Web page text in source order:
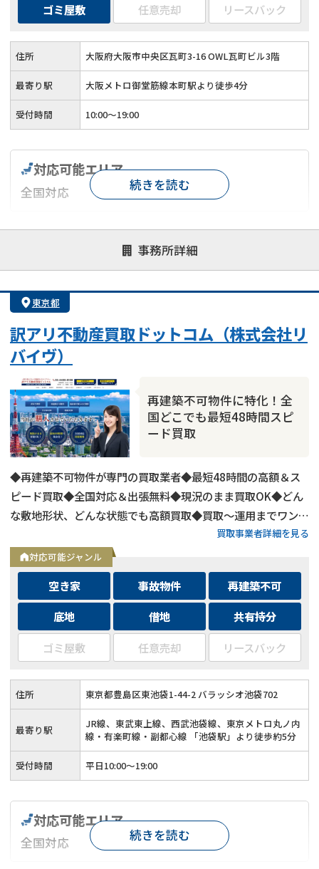
ゴミ屋敷
任意売却 リースバック
住所 大阪府大阪市中央区瓦町3-16 OWL瓦町ビル3階
最寄り駅 大阪メトロ御堂筋線本町駅より徒歩4分
受付時間 10:00～19:00
事務所詳細
対応可能エリア
全国対応
対応が親身 オンライン面談可能
レスポンスが早い
1億円以上の買取可
続きを読む
東京都
訳アリ不動産買取ドットコム（株式会社リ
バイヴ）
再建築不可物件に特化！全
国どこでも最短48時間スピ
ード買取
◆再建築不可物件が専門の買取業者◆最短48時間の高額＆ス
ピード買取◆全国対応＆出張無料◆現況のまま買取OK◆どん
な敷地形状、どんな状態でも高額買取◆買取〜運用までワンス
トップ対応◆無料査定＆相談はフォームから24時間受付
買取事業者詳細を見る
対応可能ジャンル
空き家 事故物件
再建築不可
底地
借地
共有持分
ゴミ屋敷
任意売却 リースバック
住所 東京都豊島区東池袋1-44-2 バラッシオ池袋702
最寄り駅
JR線、東武東上線、西武池袋線、東京メトロ丸ノ内
線・有楽町線・副都心線 「池袋駅」より徒歩約5分
受付時間 平日10:00～19:00
対応可能エリア
全国対応 続きを読む